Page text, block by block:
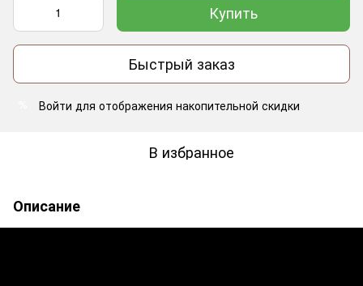
Купить
Быстрый заказ
Войти для отображения накопительной скидки
В избранное
Описание